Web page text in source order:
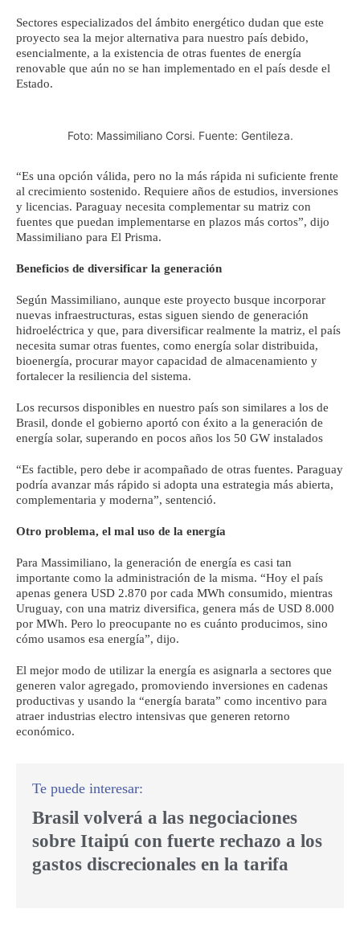
Sectores especializados del ámbito energético dudan que este
proyecto sea la mejor alternativa para nuestro país debido,
esencialmente, a la existencia de otras fuentes de energía
renovable que aún no se han implementado en el país desde el
Estado.
Foto: Massimiliano Corsi. Fuente: Gentileza.
“Es una opción válida, pero no la más rápida ni suficiente frente
al crecimiento sostenido. Requiere años de estudios, inversiones
y licencias. Paraguay necesita complementar su matriz con
fuentes que puedan implementarse en plazos más cortos”, dijo
Massimiliano para El Prisma.
Beneficios de diversificar la generación
Según Massimiliano, aunque este proyecto busque incorporar
nuevas infraestructuras, estas siguen siendo de generación
hidroeléctrica y que, para diversificar realmente la matriz, el país
necesita sumar otras fuentes, como energía solar distribuida,
bioenergía, procurar mayor capacidad de almacenamiento y
fortalecer la resiliencia del sistema.
Los recursos disponibles en nuestro país son similares a los de
Brasil, donde el gobierno aportó con éxito a la generación de
energía solar, superando en pocos años los 50 GW instalados
“Es factible, pero debe ir acompañado de otras fuentes. Paraguay
podría avanzar más rápido si adopta una estrategia más abierta,
complementaria y moderna”, sentenció.
Otro problema, el mal uso de la energía
Para Massimiliano, la generación de energía es casi tan
importante como la administración de la misma. “Hoy el país
apenas genera USD 2.870 por cada MWh consumido, mientras
Uruguay, con una matriz diversifica, genera más de USD 8.000
por MWh. Pero lo preocupante no es cuánto producimos, sino
cómo usamos esa energía”, dijo.
El mejor modo de utilizar la energía es asignarla a sectores que
generen valor agregado, promoviendo inversiones en cadenas
productivas y usando la “energía barata” como incentivo para
atraer industrias electro intensivas que generen retorno
económico.
Brasil volverá a las negociaciones
sobre Itaipú con fuerte rechazo a los
gastos discrecionales en la tarifa